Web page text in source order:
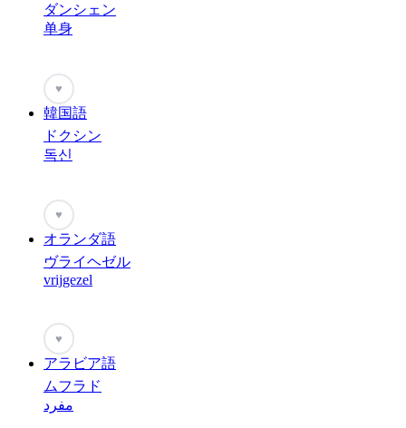
ダンシェン
单身
♥
韓国語
ドクシン
독신
♥
オランダ語
ヴライヘゼル
vrijgezel
♥
アラビア語
ムフラド
مفرد